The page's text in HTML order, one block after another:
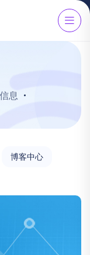
息
博客中心